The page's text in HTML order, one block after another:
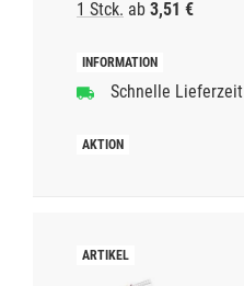
1 Stck. ab 3,51 €
Schnelle Lieferzeit